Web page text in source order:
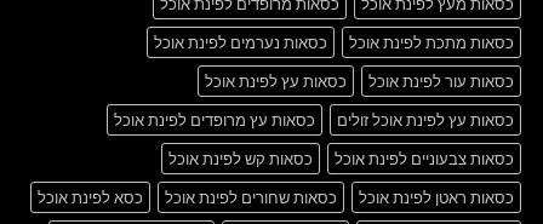
כסאות מתכת לפינת אוכל
כסאות נערמים לפינת אוכל
כסאות עור לפינת אוכל
כסאות עץ לפינת אוכל
כסאות עץ לפינת אוכל זולים
כסאות עץ מרופדים לפינת אוכל
כסאות צבעוניים לפינת אוכל
כסאות קש לפינת אוכל
כסאות ראטן לפינת אוכל
כסאות שחורים לפינת אוכל
כסא לפינת אוכל